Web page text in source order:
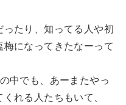
たり、知ってる人や初
になってきたなーって
中でも、あーまたやっ
れる人たちもいて、